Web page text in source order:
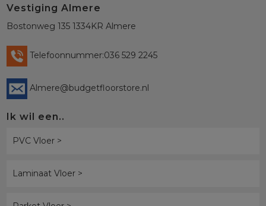
Vestiging Almere
Bostonweg 135 1334KR Almere
Telefoonnummer:036 529 2245
Almere@budgetfloorstore.nl
Ik wil een..
PVC Vloer >
Laminaat Vloer >